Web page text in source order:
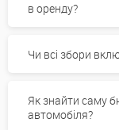
в оренду?
Чи всі збори
Як знайти саму
автомобіля?